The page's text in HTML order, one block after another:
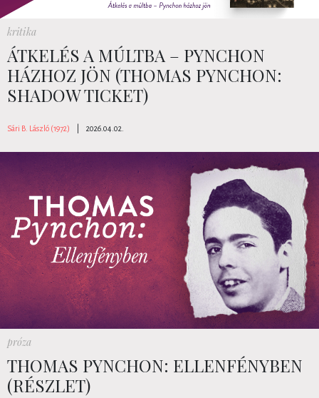
kritika
ÁTKELÉS A MÚLTBA – PYNCHON
HÁZHOZ JÖN (THOMAS PYNCHON:
SHADOW TICKET)
Sári B. László (1972) 2026.04.02.
próza
THOMAS PYNCHON: ELLENFÉNYBEN
(RÉSZLET)